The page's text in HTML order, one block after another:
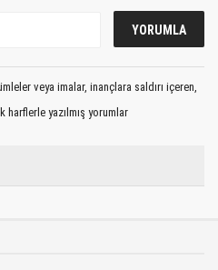
veya imalar, inançlara saldırı içeren,
harflerle yazılmış yorumlar